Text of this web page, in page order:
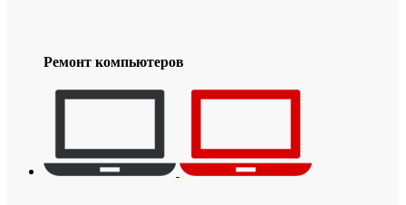
Ремонт компьютеров